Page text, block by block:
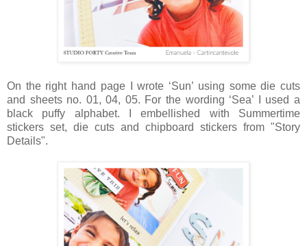
On the right hand page I wrote ‘Sun’ using some die cuts
and sheets no. 01, 04, 05. For the wording ‘Sea’ I used a
black puffy alphabet. I embellished with Summertime
stickers set, die cuts and chipboard stickers from "Story
Details".